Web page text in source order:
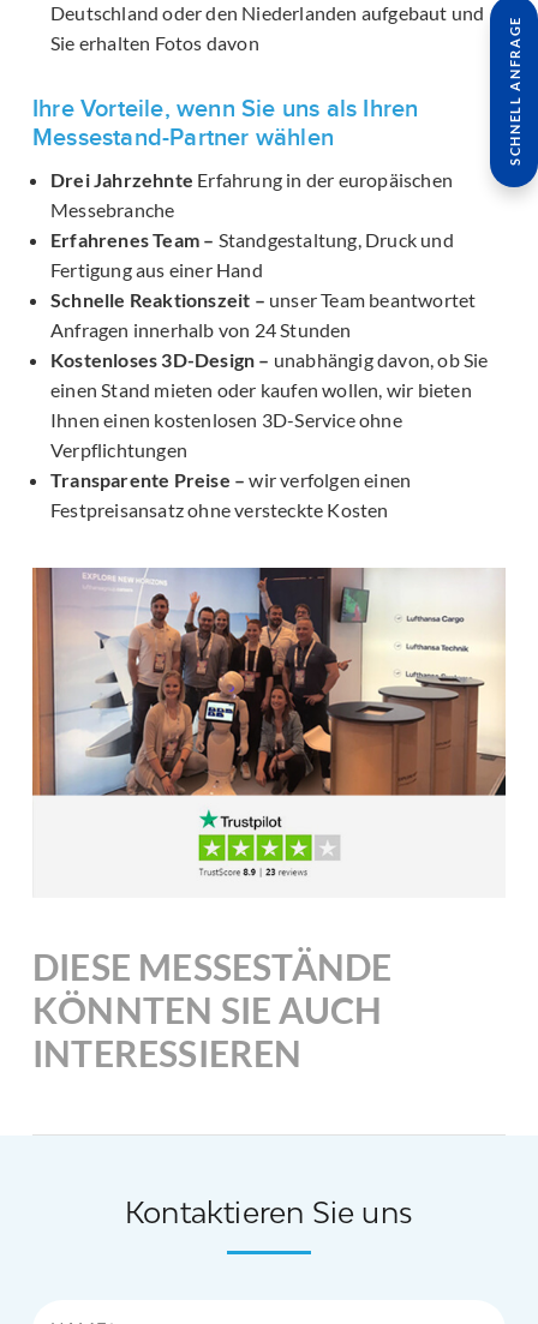
Deutschland oder den Niederlanden aufgebaut und
Sie erhalten Fotos davon
Ihre Vorteile, wenn Sie uns als Ihren
Messestand-Partner wählen
Drei Jahrzehnte Erfahrung in der europäischen
Messebranche
Erfahrenes Team – Standgestaltung, Druck und
Fertigung aus einer Hand
Schnelle Reaktionszeit – unser Team beantwortet
Anfragen innerhalb von 24 Stunden
Kostenloses 3D-Design – unabhängig davon, ob Sie
einen Stand mieten oder kaufen wollen, wir bieten
Ihnen einen kostenlosen 3D-Service ohne
Verpflichtungen
Transparente Preise – wir verfolgen einen
Festpreisansatz ohne versteckte Kosten
DIESE MESSESTÄNDE
KÖNNTEN SIE AUCH
INTERESSIEREN
SCHNELL ANFRAGE
Kontaktieren Sie uns